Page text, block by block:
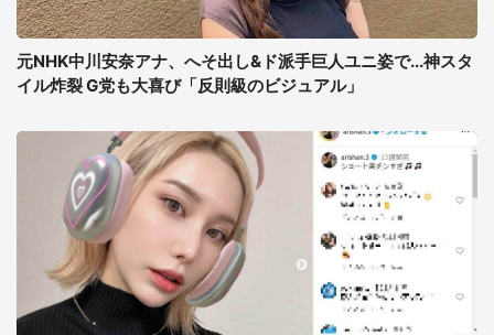
元NHK中川安奈アナ、へそ出し&ド派手巨人ユニ姿で...神スタ
イル炸裂 G党も大喜び「反則級のビジュアル」